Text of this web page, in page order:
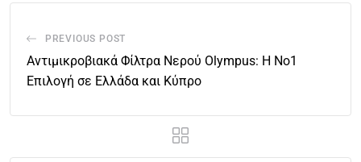
PREVIOUS POST
Αντιμικροβιακά Φίλτρα Νερού Olympus: Η Νο1
Επιλογή σε Ελλάδα και Κύπρο